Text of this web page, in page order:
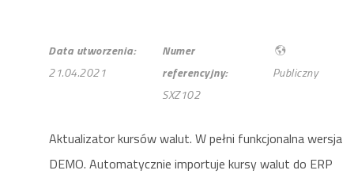
Data utworzenia:
21.04.2021
Numer
referencyjny:
SXZ102
Publiczny
Aktualizator kursów walut. W pełni funkcjonalna wersja
DEMO. Automatycznie importuje kursy walut do ERP